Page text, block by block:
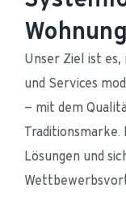
Unser Ziel ist
und Services
— mit dem
Lösungen und